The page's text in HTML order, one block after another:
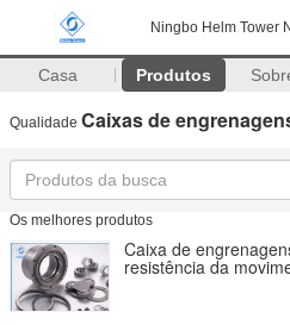
Ningbo Helm Tower
Casa Produtos
Qualidade Caixas de
Os melhores produtos
Caixa de
resistência da